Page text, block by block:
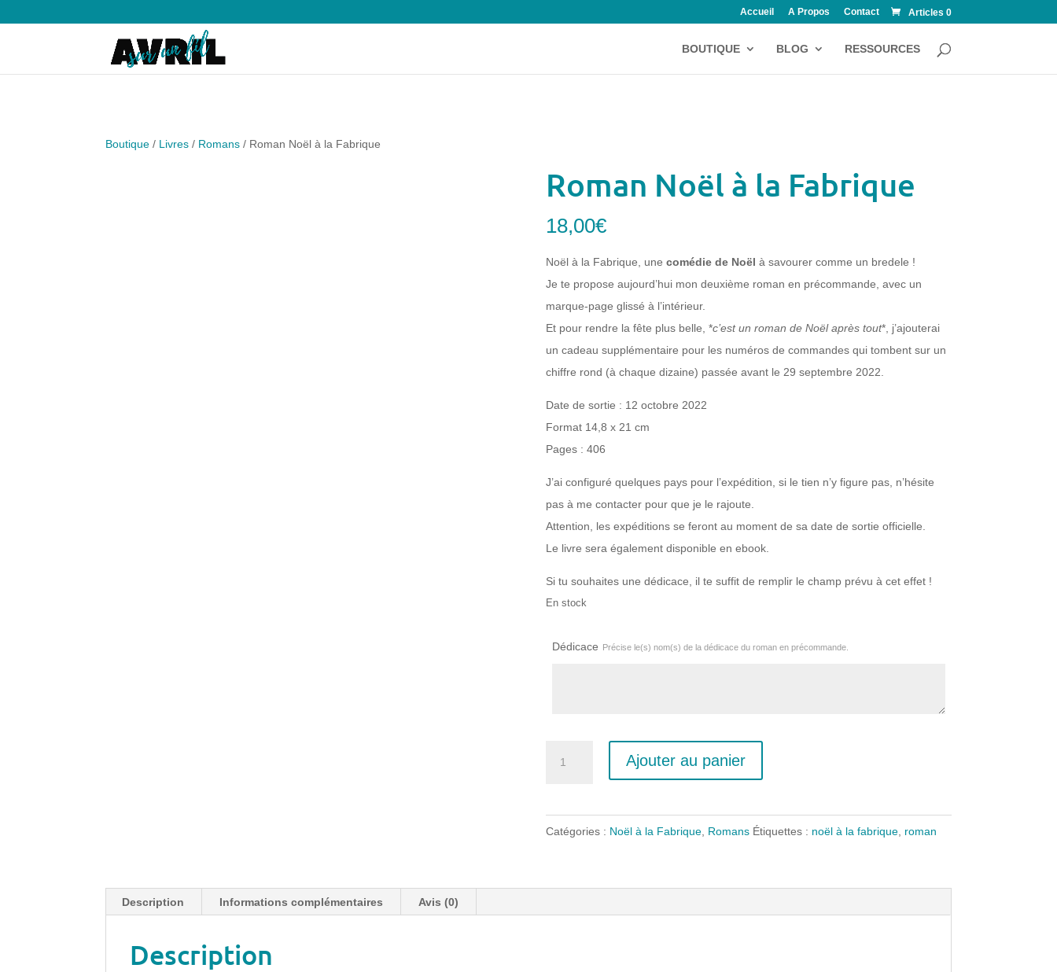
Accueil A Propos Contact Articles 0
BOUTIQUE BLOG RESSOURCES
Boutique / Livres / Romans / Roman Noël à la Fabrique
Roman Noël à la Fabrique
18,00€
Noël à la Fabrique, une comédie de Noël à savourer comme un bredele !
Je te propose aujourd’hui mon deuxième roman en précommande, avec un
marque-page glissé à l’intérieur.
Et pour rendre la fête plus belle, *c’est un roman de Noël après tout*, j’ajouterai
un cadeau supplémentaire pour les numéros de commandes qui tombent sur un
chiffre rond (à chaque dizaine) passée avant le 29 septembre 2022.
Date de sortie : 12 octobre 2022
Format 14,8 x 21 cm
Pages : 406
J’ai configuré quelques pays pour l’expédition, si le tien n’y figure pas, n’hésite
pas à me contacter pour que je le rajoute.
Attention, les expéditions se feront au moment de sa date de sortie officielle.
Le livre sera également disponible en ebook.
Si tu souhaites une dédicace, il te suffit de remplir le champ prévu à cet effet !
En stock
Dédicace Précise le(s) nom(s) de la dédicace du roman en précommande.
Noël
à
Ajouter au panier
Catégories : Noël à la Fabrique, Romans Étiquettes : noël à la fabrique, roman
Description Informations complémentaires Avis (0)
Description